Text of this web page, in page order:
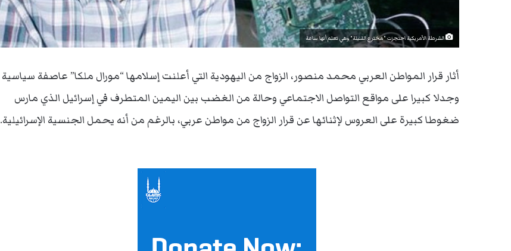
الشرطة الأمريكية احتجزت "مخترع القنبلة" وهي تعلم أنها ساعة
أثار قرار المواطن العربي محمد منصور، الزواج من اليهودية التي أعلنت إسلامها “مورال ملكا” عاصفة سياسية
وجدلا كبيرا على مواقع التواصل الاجتماعي وحالة من الغضب بين اليمين المتطرف في إسرائيل الذي مارس
ضغوطا كبيرة على العروس لإثنائها عن قرار الزواج من مواطن عربي، بالرغم من أنه يحمل الجنسية الإسرائيلية.